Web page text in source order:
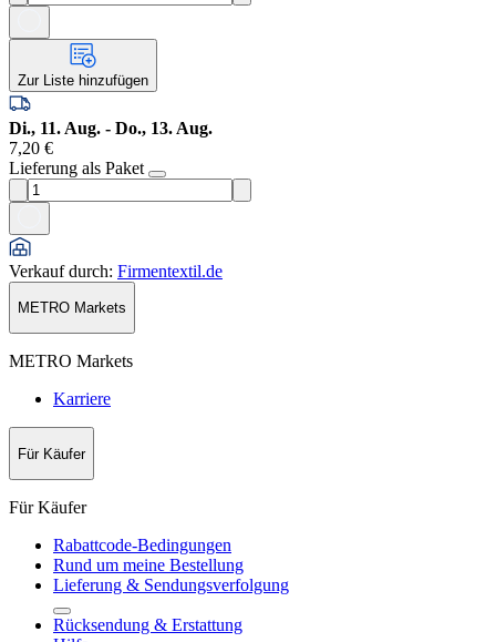
Zur Liste hinzufügen
Di., 11. Aug. - Do., 13. Aug.
7,20 €
Lieferung als Paket
Verkauf durch: Firmentextil.de
METRO Markets
METRO Markets
Karriere
Für Käufer
Für Käufer
Rabattcode-Bedingungen
Rund um meine Bestellung
Lieferung & Sendungsverfolgung
Rücksendung & Erstattung